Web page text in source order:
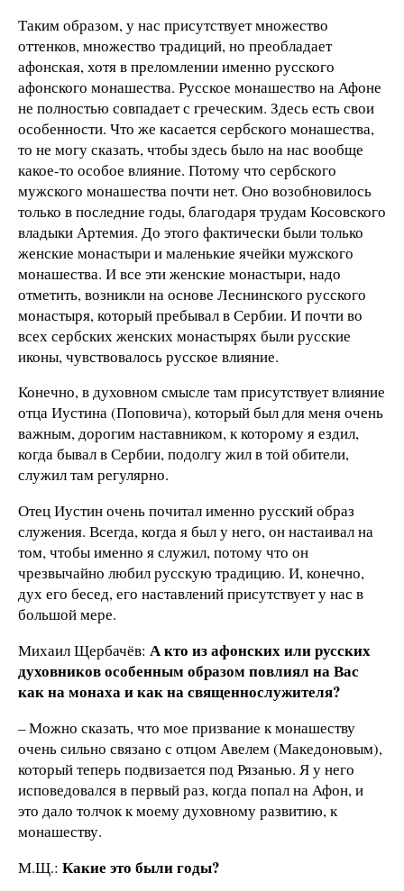
Таким образом, у нас присутствует множество
оттенков, множество традиций, но преобладает
афонская, хотя в преломлении именно русского
афонского монашества. Русское монашество на Афоне
не полностью совпадает с греческим. Здесь есть свои
особенности. Что же касается сербского монашества,
то не могу сказать, чтобы здесь было на нас вообще
какое-то особое влияние. Потому что сербского
мужского монашества почти нет. Оно возобновилось
только в последние годы, благодаря трудам Косовского
владыки Артемия. До этого фактически были только
женские монастыри и маленькие ячейки мужского
монашества. И все эти женские монастыри, надо
отметить, возникли на основе Леснинского русского
монастыря, который пребывал в Сербии. И почти во
всех сербских женских монастырях были русские
иконы, чувствовалось русское влияние.
Конечно, в духовном смысле там присутствует влияние
отца Иустина (Поповича), который был для меня очень
важным, дорогим наставником, к которому я ездил,
когда бывал в Сербии, подолгу жил в той обители,
служил там регулярно.
Отец Иустин очень почитал именно русский образ
служения. Всегда, когда я был у него, он настаивал на
том, чтобы именно я служил, потому что он
чрезвычайно любил русскую традицию. И, конечно,
дух его бесед, его наставлений присутствует у нас в
большой мере.
Михаил Щербачёв: А кто из афонских или русских
духовников особенным образом повлиял на Вас
как на монаха и как на священнослужителя?
– Можно сказать, что мое призвание к монашеству
очень сильно связано с отцом Авелем (Македоновым),
который теперь подвизается под Рязанью. Я у него
исповедовался в первый раз, когда попал на Афон, и
это дало толчок к моему духовному развитию, к
монашеству.
М.Щ.: Какие это были годы?